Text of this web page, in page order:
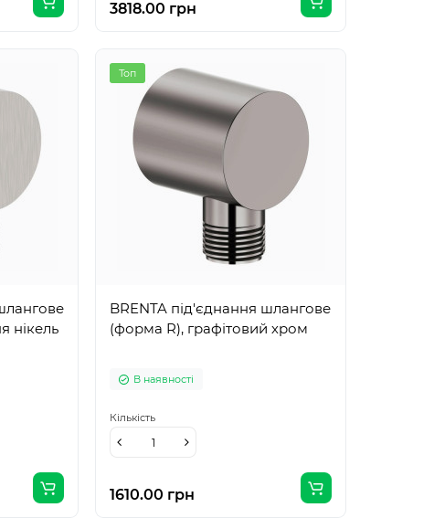
3818.00 грн
нікель
Топ
BRENTA під'єднання шлангове
(форма R), графітовий хром
В наявності
1610.00 грн
Кількість